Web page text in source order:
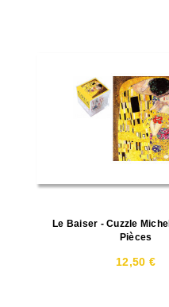
Le Baiser - Cuzzle
Pièces
12,50 €